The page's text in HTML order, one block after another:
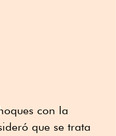
con la
que se trata